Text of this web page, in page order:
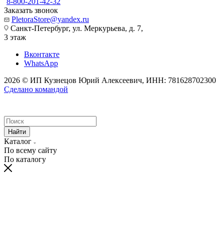
Заказать звонок
PletoraStore@yandex.ru
Санкт-Петербург, ул. Меркурьева, д. 7,
3 этаж
Вконтакте
WhatsApp
2026 © ИП Кузнецов Юрий Алексеевич, ИНН: 781628702300
Сделано командой
Найти
Каталог
По всему сайту
По каталогу